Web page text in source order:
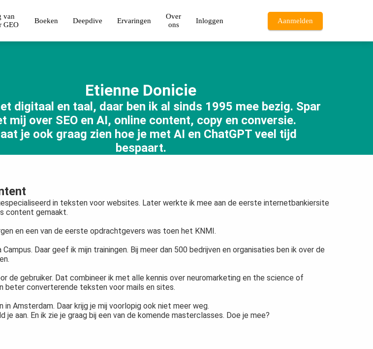
van
GEO
Boeken Deepdive Ervaringen
Over
ons
Inloggen Aanmelden
Etienne Donicie
digitaal en taal, daar ben ik al sinds 1995 mee bezig. Spar
mij over SEO en AI, online content, copy en conversie.
je ook graag zien hoe je met AI en ChatGPT veel tijd
bespaart.
in teksten voor websites. Later werkte ik mee aan de eerste internetbankiersite
content gemaakt.
en een van de eerste opdrachtgevers was toen het KNMI.
Daar geef ik mijn trainingen. Bij meer dan 500 bedrijven en organisaties ben ik over de
gebruiker. Dat combineer ik met alle kennis over neuromarketing en the science of
beter converterende teksten voor mails en sites.
Amsterdam. Daar krijg je mij voorlopig ook niet meer weg.
aan. En ik zie je graag bij een van de komende masterclasses. Doe je mee?